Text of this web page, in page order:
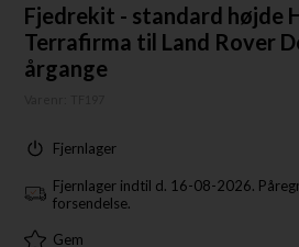
Fjedrekit - standard højde
Terrafirma til Land Rover
årgange
Fjernlager
Fjernlager indtil d. 16-08-2026.
forsendelse.
Gem